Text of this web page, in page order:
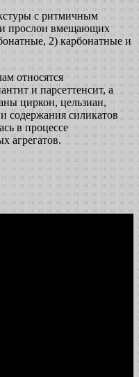
с ритмичным
прослои вмещающих
2) карбонатные и
относятся
и парсеттенсит, а
циркон, цельзиан,
содержания силикатов
в процессе
агрегатов.